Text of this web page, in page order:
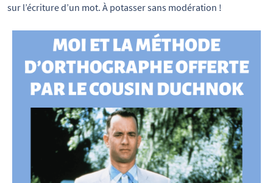
sur l’écriture d’un mot. À potasser sans modération !